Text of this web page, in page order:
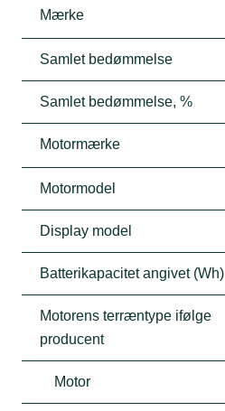
Mærke
Samlet bedømmelse
Samlet bedømmelse, %
Motormærke
Motormodel
Display model
Batterikapacitet angivet (Wh)
Motorens terræntype ifølge
producent
Motor